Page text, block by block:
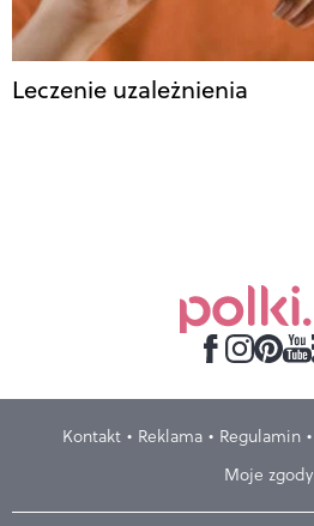
Leczenie uzależnienia
Kontakt Reklama Regulamin
Moje zgody